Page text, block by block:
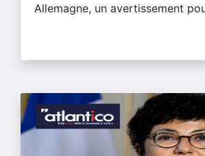
Allemagne, un avertissement